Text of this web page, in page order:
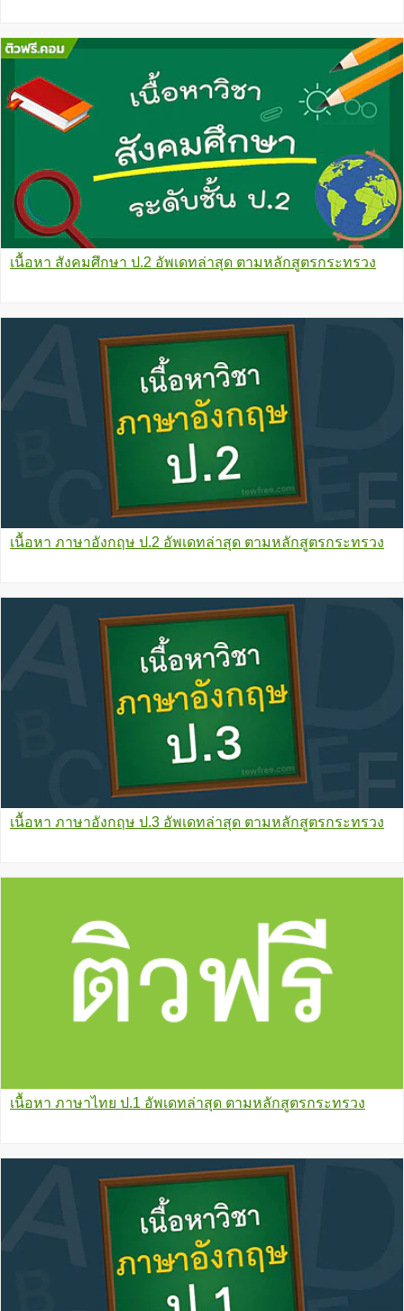
เนื้อหา สังคมศึกษา ป.2 อัพเดทล่าสุด ตามหลักสูตรกระทรวง
เนื้อหา ภาษาอังกฤษ ป.2 อัพเดทล่าสุด ตามหลักสูตรกระทรวง
เนื้อหา ภาษาอังกฤษ ป.3 อัพเดทล่าสุด ตามหลักสูตรกระทรวง
เนื้อหา ภาษาไทย ป.1 อัพเดทล่าสุด ตามหลักสูตรกระทรวง